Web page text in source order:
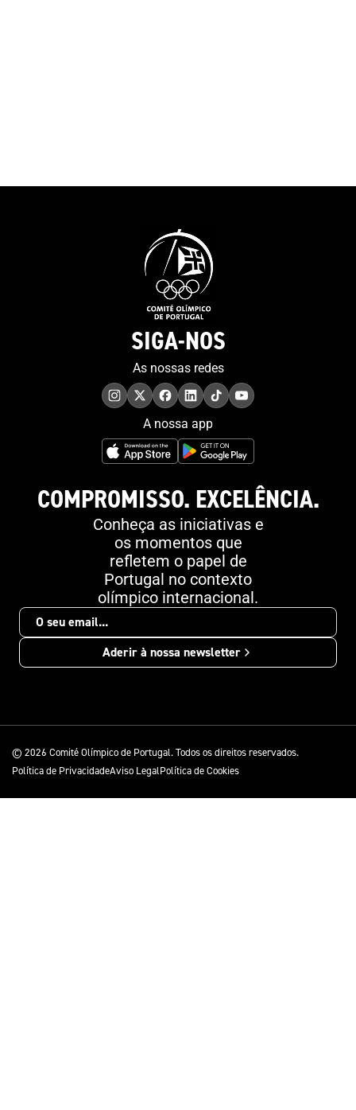
SIGA-NOS
As nossas redes
A nossa app
COMPROMISSO. EXCELÊNCIA.
Conheça as iniciativas e
os momentos que
refletem o papel de
Portugal no contexto
olímpico internacional.
Aderir à nossa newsletter
© 2026 Comité Olímpico de Portugal. Todos os direitos reservados.
Política de PrivacidadeAviso LegalPolítica de Cookies